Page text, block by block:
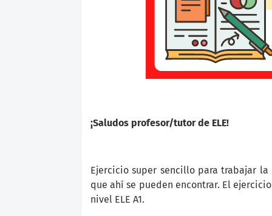
¡Saludos profesor/tutor de ELE!
Ejercicio super sencillo para trabajar
que ahí se pueden encontrar. El
nivel ELE A1.